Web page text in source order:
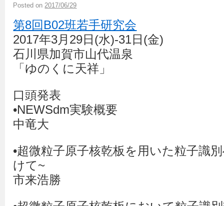
Posted on 2017/06/29
第8回B02班若手研究会
2017年3月29日(水)-31日(金)
石川県加賀市山代温泉
「ゆのくに天祥」
口頭発表
•NEWSdm実験概要
中竜大
•超微粒子原子核乾板を用いた粒子識
けて~
市来浩勝